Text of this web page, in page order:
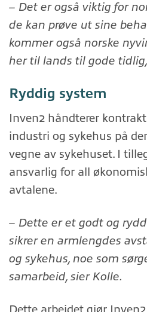
– Det er også viktig for
de kan prøve ut sine
kommer også norske
her til lands til gode
Ryddig system
Inven2 håndterer
industri og sykehus på
vegne av sykehuset. I
ansvarlig for all
avtalene.
– Dette er et godt og
sikrer en armlengdes
og sykehus, noe som
samarbeid, sier Kolle.
Dette arbeidet gjør